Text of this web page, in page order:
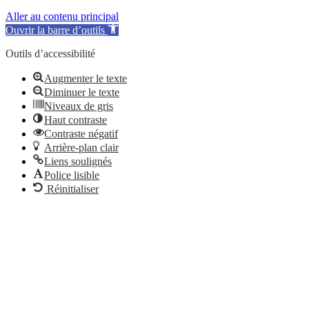
Aller au contenu principal
Ouvrir la barre d’outils
Outils d’accessibilité
Augmenter le texte
Diminuer le texte
Niveaux de gris
Haut contraste
Contraste négatif
Arrière-plan clair
Liens soulignés
Police lisible
Réinitialiser